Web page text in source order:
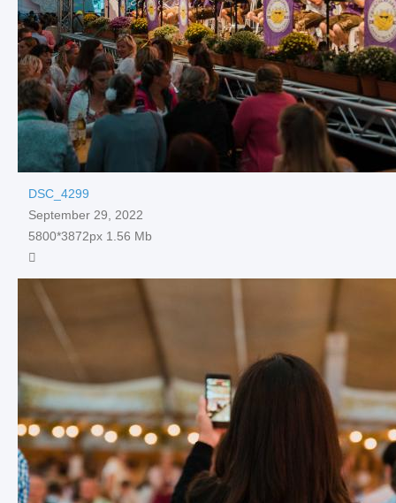
DSC_4299
September 29, 2022
5800*3872px 1.56 Mb